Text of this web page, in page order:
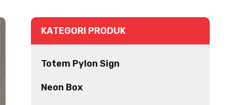
KATEGORI PRODUK
Totem Pylon Sign
Neon Box